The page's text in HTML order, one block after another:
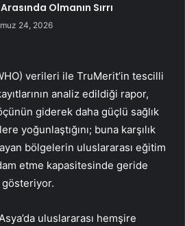
Olmanın Sırrı
24, 2026
verileri ile TruMerit’in tescilli
analiz edildiği rapor,
giderek daha güçlü sağlık
yoğunlaştığını; buna karşılık
bölgelerin uluslararası eğitim
etme kapasitesinde geride
uluslararası hemşire